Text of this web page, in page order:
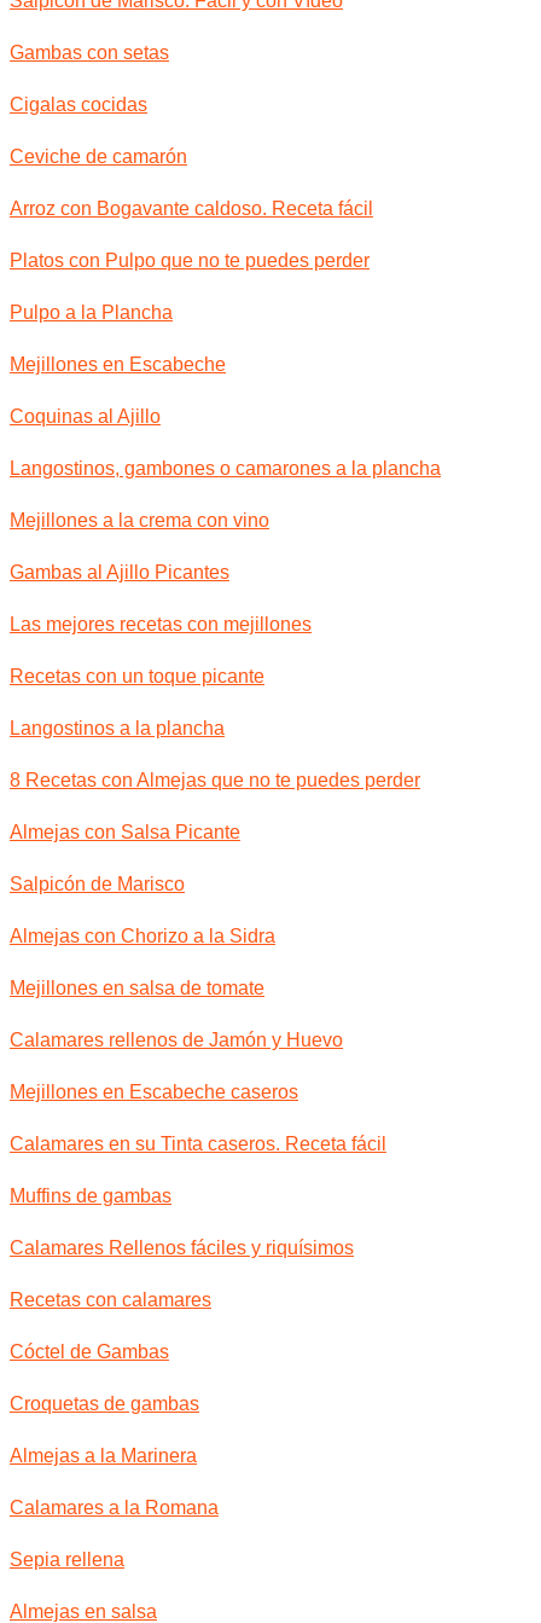
Gambas con setas
Cigalas cocidas
Ceviche de camarón
Arroz con Bogavante caldoso. Receta fácil
Platos con Pulpo que no te puedes perder
Pulpo a la Plancha
Mejillones en Escabeche
Coquinas al Ajillo
Langostinos, gambones o camarones a la plancha
Mejillones a la crema con vino
Gambas al Ajillo Picantes
Las mejores recetas con mejillones
Recetas con un toque picante
Langostinos a la plancha
8 Recetas con Almejas que no te puedes perder
Almejas con Salsa Picante
Salpicón de Marisco
Almejas con Chorizo a la Sidra
Mejillones en salsa de tomate
Calamares rellenos de Jamón y Huevo
Mejillones en Escabeche caseros
Calamares en su Tinta caseros. Receta fácil
Muffins de gambas
Calamares Rellenos fáciles y riquísimos
Recetas con calamares
Cóctel de Gambas
Croquetas de gambas
Almejas a la Marinera
Calamares a la Romana
Sepia rellena
Almejas en salsa